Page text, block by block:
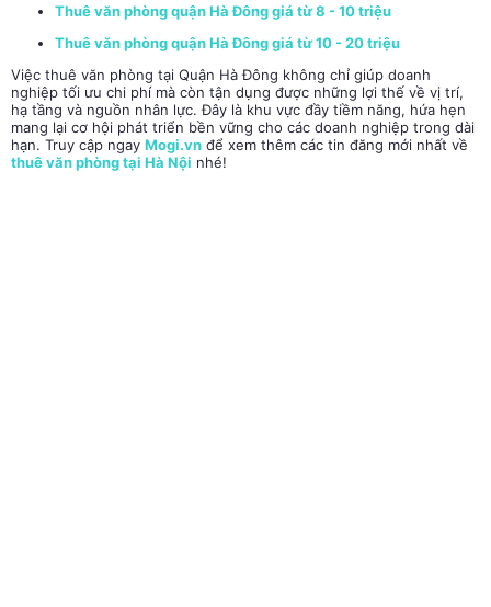
Thuê văn phòng quận Hà Đông giá từ 8 - 10 triệu
Thuê văn phòng quận Hà Đông giá từ 10 - 20 triệu
Việc thuê văn phòng tại Quận Hà Đông không chỉ giúp doanh
nghiệp tối ưu chi phí mà còn tận dụng được những lợi thế về vị trí,
hạ tầng và nguồn nhân lực. Đây là khu vực đầy tiềm năng, hứa hẹn
mang lại cơ hội phát triển bền vững cho các doanh nghiệp trong dài
hạn. Truy cập ngay Mogi.vn để xem thêm các tin đăng mới nhất về
thuê văn phòng tại Hà Nội nhé!